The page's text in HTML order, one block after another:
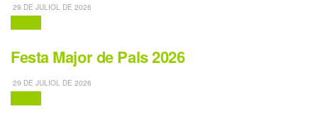
29 DE JULIOL DE 2026
Festa Major de Pals 2026
29 DE JULIOL DE 2026